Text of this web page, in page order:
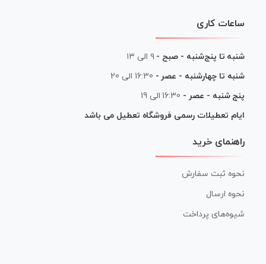
ساعات کاری
شنبه تا پنج‌شنبه - صبح - ۹ الی ۱۳
شنبه تا چهارشنبه - عصر - 16:30 الی 20
پنج شنبه - عصر - 16:30 الی 19
ایام تعطیلات رسمی فروشگاه تعطیل می باشد
راهنمای خرید
نحوه ثبت سفارش
نحوه ارسال
شیوه‌های پرداخت